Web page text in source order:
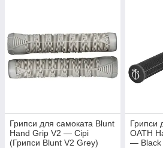
Грипси для самоката Blunt
Hand Grip V2 — Сірі
(Грипси Blunt V2 Grey)
Грипси
OATH
— Black